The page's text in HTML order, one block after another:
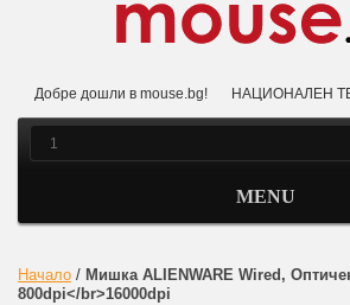
Добре дошли в mouse.bg! НАЦИОНАЛЕН
MENU
Начало / Мишка ALIENWARE Wired,
800dpi</br>16000dpi